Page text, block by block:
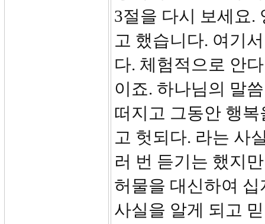
3절을 다시 보세요.
고 했습니다. 여기
다. 체험적으로 안
이죠. 하나님의 말
떠지고 그동안 행
고 헛되다. 라는 사
러 번 듣기는 했지
허물을 대신하여
사실을 알게 되고